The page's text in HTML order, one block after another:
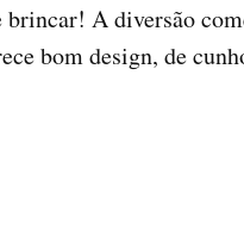
A diversão
bom design, de